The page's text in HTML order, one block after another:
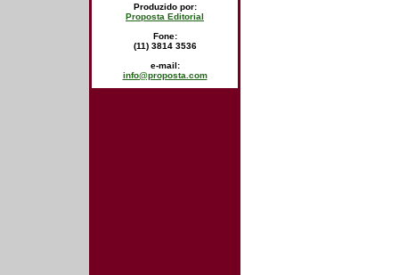
Produzido por:
Proposta Editorial
Fone:
(11) 3814 3536
e-mail:
info@proposta.com